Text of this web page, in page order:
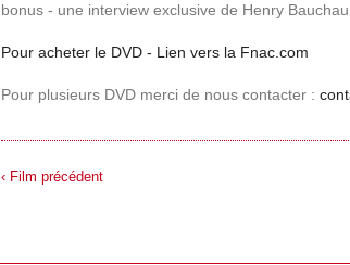
bonus - une interview exclusive de Henry Bauchau.
Pour acheter le DVD - Lien vers la Fnac.com
Pour plusieurs DVD merci de nous contacter :
‹ Film précédent